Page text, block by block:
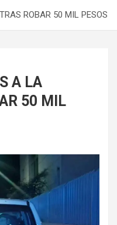
ROBAR 50 MIL PESOS
A LA
50 MIL